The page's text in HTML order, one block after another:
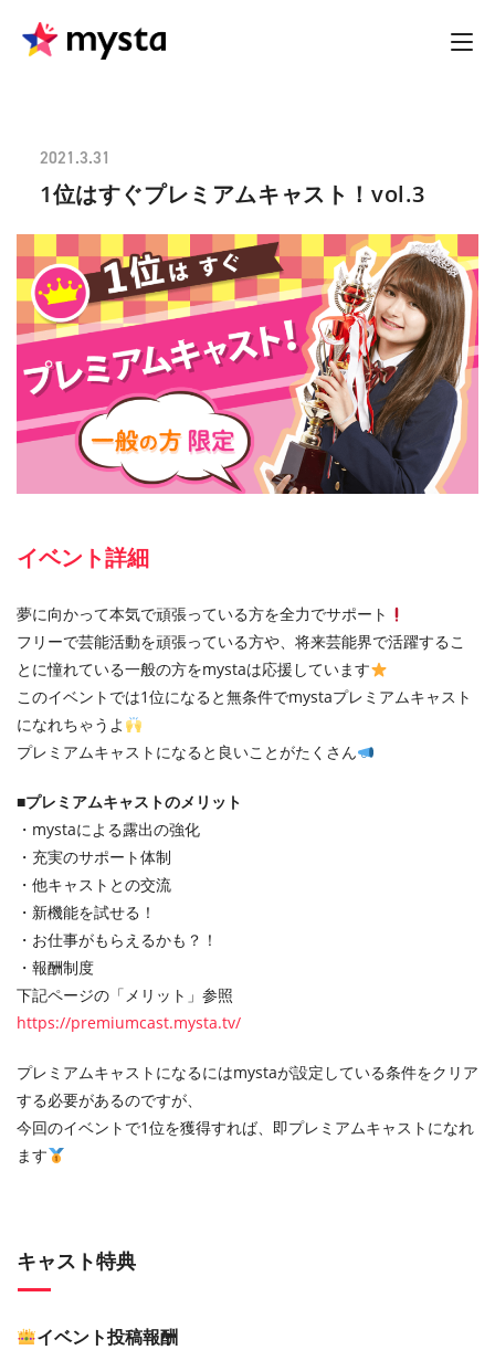
2021.3.31
1位はすぐプレミアムキャスト！vol.3
イベント詳細
夢に向かって本気で頑張っている方を全力でサポート
フリーで芸能活動を頑張っている方や、将来芸能界で活躍するこ
とに憧れている一般の方をmystaは応援しています
このイベントでは1位になると無条件でmystaプレミアムキャスト
になれちゃうよ
プレミアムキャストになると良いことがたくさん
■プレミアムキャストのメリット
・mystaによる露出の強化
・充実のサポート体制
・他キャストとの交流
・新機能を試せる！
・お仕事がもらえるかも？！
・報酬制度
下記ページの「メリット」参照
https://premiumcast.mysta.tv/
プレミアムキャストになるにはmystaが設定している条件をクリア
する必要があるのですが、
今回のイベントで1位を獲得すれば、即プレミアムキャストになれ
ます
キャスト特典
イベント投稿報酬